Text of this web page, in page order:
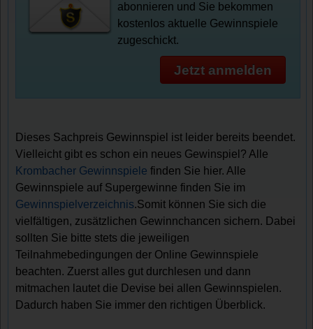
abonnieren und Sie bekommen
kostenlos aktuelle Gewinnspiele
zugeschickt.
Jetzt anmelden
Dieses Sachpreis Gewinnspiel ist leider bereits beendet.
Vielleicht gibt es schon ein neues Gewinspiel? Alle
Krombacher Gewinnspiele finden Sie hier. Alle
Gewinnspiele auf Supergewinne finden Sie im
Gewinnspielverzeichnis.Somit können Sie sich die
vielfältigen, zusätzlichen Gewinnchancen sichern. Dabei
sollten Sie bitte stets die jeweiligen
Teilnahmebedingungen der Online Gewinnspiele
beachten. Zuerst alles gut durchlesen und dann
mitmachen lautet die Devise bei allen Gewinnspielen.
Dadurch haben Sie immer den richtigen Überblick.